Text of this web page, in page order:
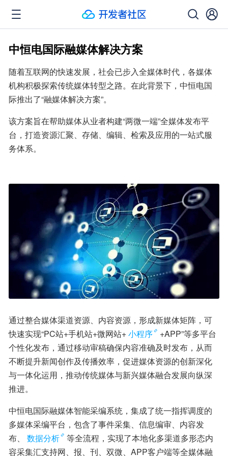
中恒电国际融媒体解决方案
随着互联网的快速发展，社会已步入全媒体时代，各媒体
机构积极探索传统媒体转型之路。在此背景下，中恒电国
际推出了“融媒体解决方案”。
该方案旨在帮助媒体从业者构建“两微一端”全媒体发布平
台，打造资源汇聚、存储、编辑、检索及应用的一站式服
务体系。
通过整合媒体渠道资源、内容资源，形成新媒体矩阵，可
快速实现“PC站+手机站+微网站+小程序
+APP”等多平台
个性化发布，通过移动审稿确保内容准确及时发布，从而
不断提升新闻创作及传播效率，促进媒体资源的创新深化
与一体化运用，推动传统媒体与新兴媒体融合发展向纵深
推进。
中恒电国际融媒体智能采编系统，集成了统一指挥调度的
多媒体采编平台，包含了事件采集、信息编审、内容发
布、
数据分析
等全流程，实现了本地化多渠道多形态内
容采集汇支持网、报、刊、双微、APP客户端等全媒体融